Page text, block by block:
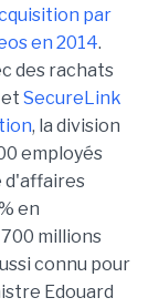
par
en 2014.
des rachats
et SecureLink
, la division
employés
d'affaires
en
millions
connu pour
Edouard